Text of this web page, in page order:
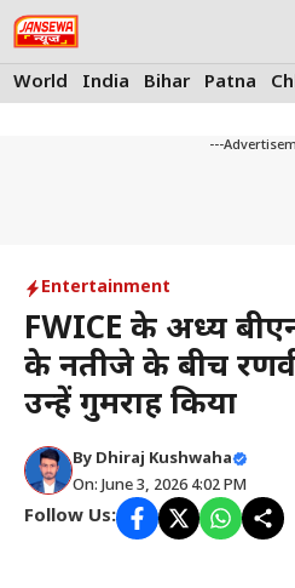
Skip
to
content
World India Bihar Patna
---
Entertainment
FWICE के अध्यक्ष
के नतीजे के बीच
उन्हें गुमराह किया
By Dhiraj Kushwaha
On: June 3, 2026 4:02 PM
Follow Us: